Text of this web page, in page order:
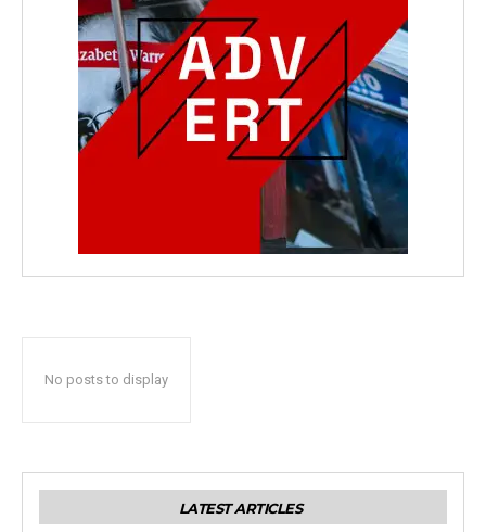
No posts to display
LATEST ARTICLES